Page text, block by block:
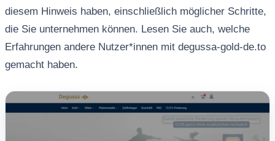
diesem Hinweis haben, einschließlich möglicher Schritte,
die Sie unternehmen können. Lesen Sie auch, welche
Erfahrungen andere Nutzer*innen mit degussa-gold-de.to
gemacht haben.